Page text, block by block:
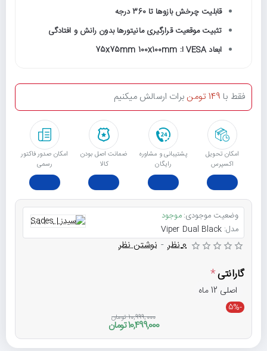
قابلیت چرخش بازوها تا 360 درجه
تثبیت موقعیت قرارگیری مانیتورها بدون رانش و افتادگی
ابعاد VESA ا: 75x75mm 100x100mm
امکان تحویل
اکسپرس
پشتیبانی و مشاوره
رایگان
ﺿﻤﺎﻧﺖ اﺻﻞ ﺑﻮدن
ﮐﺎﻟﺎ
امکان صدور فاکتور
رسمی
فقط با 149 تومن برات ارسالش میکنیم
وضعیت موجودی:موجود
مدل: Viper Dual Black
0 نظر - نوشتن نظر
گارانتی
اصلی 12 ماه
-5%
10,499,000 تومان
10,999,000 تومان